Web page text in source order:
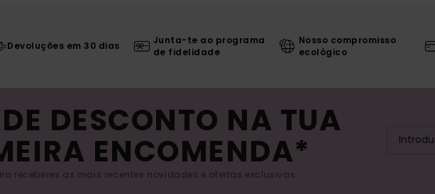
Devoluções em 30 dias
Junta-te ao programa
de fidelidade
Nosso compromisso
ecológico
DESCONTO NA TUA
ENCOMENDA*
receberes as mais recentes novidades e ofertas exclusivas.